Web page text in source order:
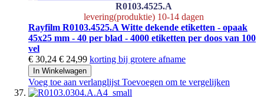
R0103.4525.A
levering(produktie) 10-14 dagen
Rayfilm R0103.4525.A Witte dekende etiketten - opaak
45x25 mm - 40 per blad - 4000 etiketten per doos van 100
vel
€ 30,24 € 24,99 korting bij grotere afname
In Winkelwagen
Voeg toe aan verlanglijst Toevoegen om te vergelijken